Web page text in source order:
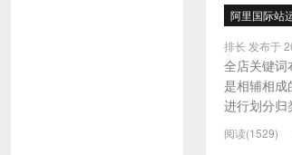
阿里国际站
排长 发布于
全店关键词
是相辅相
进行划分归
阅读(1529)